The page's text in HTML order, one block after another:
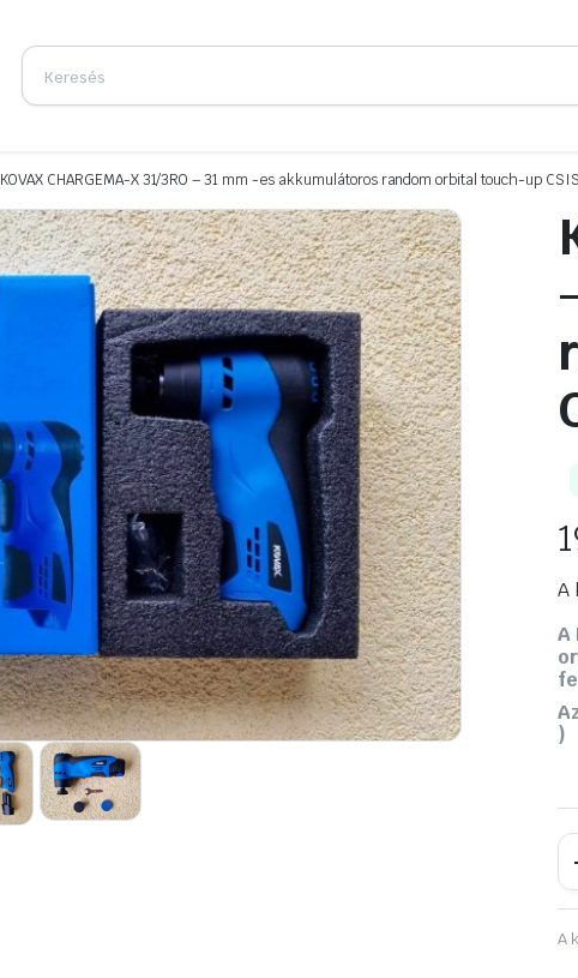
KOVAX CHARGEMA-X 31/3RO – 31 mm -es akkumulátoros random orbital touch-up
A
A
)
A